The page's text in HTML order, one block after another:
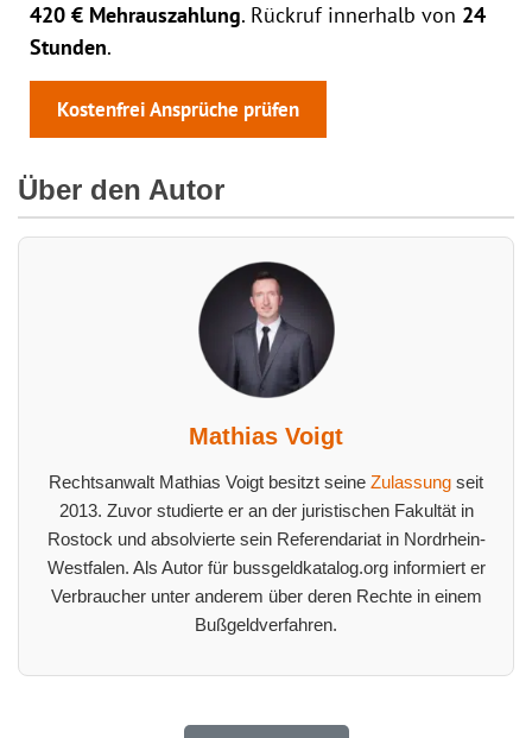
420 € Mehrauszahlung. Rückruf innerhalb von 24
Stunden.
Kostenfrei Ansprüche prüfen
Über den Autor
Mathias Voigt
Rechtsanwalt Mathias Voigt besitzt seine Zulassung seit
2013. Zuvor studierte er an der juristischen Fakultät in
Rostock und absolvierte sein Referendariat in Nordrhein-
Westfalen. Als Autor für bussgeldkatalog.org informiert er
Verbraucher unter anderem über deren Rechte in einem
Bußgeldverfahren.